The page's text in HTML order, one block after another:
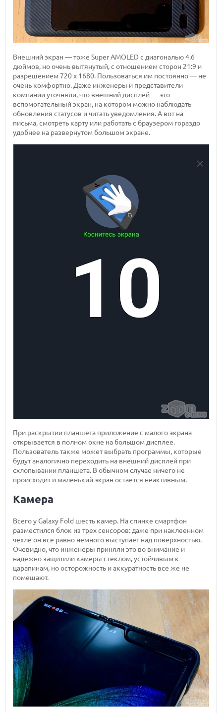
Внешний экран — тоже Super AMOLED с диагональю 4.6
дюймов, но очень вытянутый, с отношением сторон 21:9 и
разрешением 720 x 1680. Пользоваться им постоянно — не
очень комфортно. Даже инженеры и представители
компании уточняли, что внешний дисплей — это
вспомогательный экран, на котором можно наблюдать
обновления статусов и читать уведомления. А вот на
письма, смотреть карту или работать с браузером гораздо
удобнее на развернутом большом экране.
При раскрытии планшета приложение с малого экрана
открывается в полном окне на большом дисплее.
Пользователь также может выбрать программы, которые
будут аналогично переходить на внешний дисплей при
схлопывании планшета. В обычном случае ничего не
происходит и маленький экран остается неактивным.
Камера
Всего у Galaxy Fold шесть камер. На спинке смартфон
разместился блок из трех сенсоров: даже при наклеенном
чехле он все равно немного выступает над поверхностью.
Очевидно, что инженеры приняли это во внимание и
надежно защитили камеры стеклом, устойчивым к
царапинам, но осторожность и аккуратность все же не
помешают.